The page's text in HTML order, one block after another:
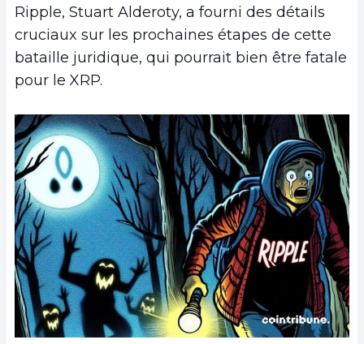
Ripple, Stuart Alderoty, a fourni des détails
cruciaux sur les prochaines étapes de cette
bataille juridique, qui pourrait bien être fatale
pour le XRP.